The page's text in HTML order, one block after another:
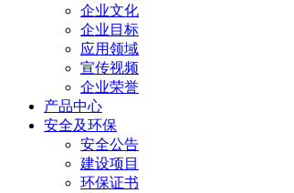
企业文化
企业目标
应用领域
宣传视频
企业荣誉
产品中心
安全及环保
安全公告
建设项目
环保证书